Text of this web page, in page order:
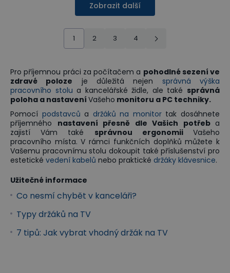
Zobrazit další
1 2 3 4
Pro příjemnou práci za počítačem a pohodlné sezení ve
zdravé poloze je důležitá nejen správná výška
pracovního stolu a kancelářské židle, ale také správná
poloha a nastavení Vašeho monitoru a PC techniky.
Pomocí podstavců a držáků na monitortak dosáhnete
příjemného nastavení přesně dle Vašich potřeb a
zajistí Vám také správnou ergonomiiVašeho
pracovního místa. V rámci funkčních doplňků můžete k
Vašemu pracovnímu stolu dokoupit také příslušenství pro
estetické vedení kabelů nebo praktické držáky klávesnice.
Užitečné informace
Co nesmí chybět v kanceláři?
Typy držáků na TV
7 tipů: Jak vybrat vhodný držák na TV